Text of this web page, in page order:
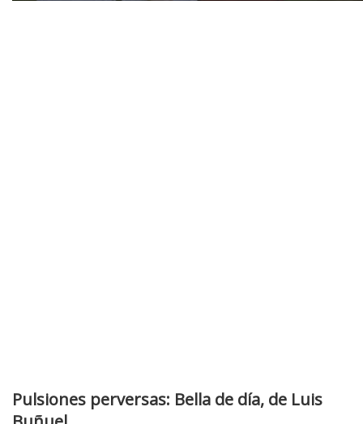
Pulsiones perversas: Bella de día, de Luis